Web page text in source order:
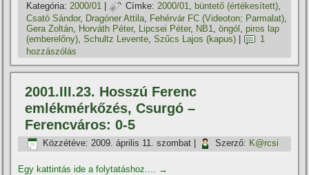
Kategória: 2000/01 | Címke: 2000/01, büntető (értékesí­tett),
Csató Sándor, Dragóner Attila Fehérvár FC (Videoton; Parmalat)
Gera Zoltán
Horváth Péter, Lipcsei Péter, NB1 ,öngól ,piros lap
(emberelőny),Schultz Levente,Szűcs Lajos (kapus)
1
hozzászólás
2001.III.23. Hosszú Ferenc
emlékmérkőzés, Csurgó –
Ferencváros: 0-5
Közzétéve: 2009. április 11. szombat Szerző: K@rcsi
Egy kattintás ide a folytatáshoz.... →